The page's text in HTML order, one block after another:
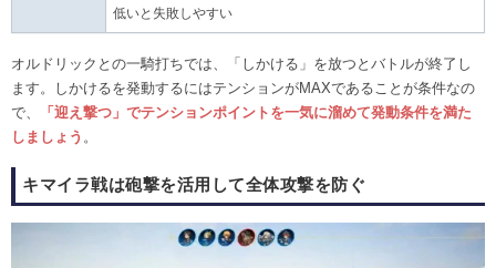
低いと失敗しやすい
オルドリックとの一騎打ちでは、「しかける」を放つとバトルが終了し
ます。しかけるを発動するにはテンションがMAXであることが条件なの
で、
「迎え撃つ」でテンションポイントを一気に溜めて発動条件を満た
しましょう 。
キマイラ戦は砲撃を活用して全体攻撃を防ぐ